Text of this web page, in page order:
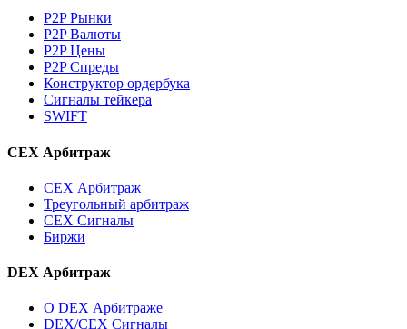
P2P Рынки
P2P Валюты
P2P Цены
P2P Спреды
Конструктор ордербука
Сигналы тейкера
SWIFT
CEX Арбитраж
CEX Арбитраж
Треугольный арбитраж
CEX Сигналы
Биржи
DEX Арбитраж
О DEX Арбитраже
DEX/CEX Сигналы